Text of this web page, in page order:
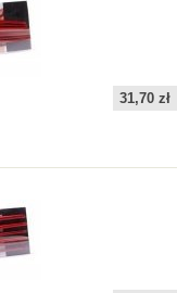
31,70 zł